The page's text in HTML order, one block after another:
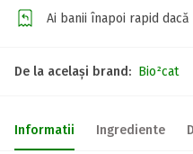
Ai banii înapoi rapid
De la același brand: Bio²cat
Informatii Ingrediente